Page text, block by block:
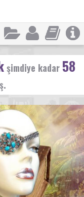
şimdiye kadar 58